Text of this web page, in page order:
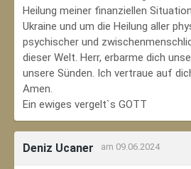
Heilung meiner finanziellen
Ukraine und um die Heilung aller
psychischer und
dieser Welt. Herr, erbarme dich
unsere Sünden. Ich vertraue auf
Amen.
Ein ewiges vergelt`s GOTT
Deniz Ucaner am 09.06.2024